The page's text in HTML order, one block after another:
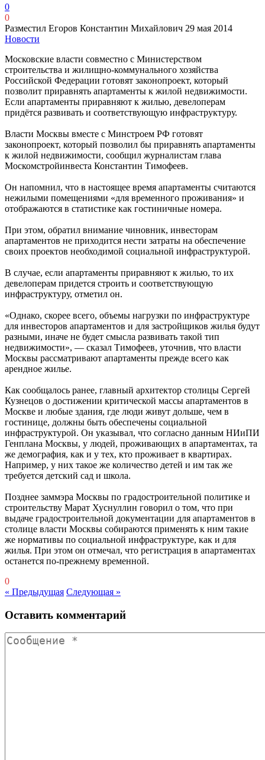
0
0
Разместил Егоров Константин Михайлович 29 мая 2014
Новости
Московские власти совместно с Министерством
строительства и жилищно-коммунального хозяйства
Российской Федерации готовят законопроект, который
позволит приравнять апартаменты к жилой недвижимости.
Если апартаменты приравняют к жилью, девелоперам
придётся развивать и соответствующую инфраструктуру.
Власти Москвы вместе с Минстроем РФ готовят
законопроект, который позволил бы приравнять апартаменты
к жилой недвижимости, сообщил журналистам глава
Москомстройинвеста Константин Тимофеев.
Он напомнил, что в настоящее время апартаменты считаются
нежилыми помещениями «для временного проживания» и
отображаются в статистике как гостиничные номера.
При этом, обратил внимание чиновник, инвесторам
апартаментов не приходится нести затраты на обеспечение
своих проектов необходимой социальной инфраструктурой.
В случае, если апартаменты приравняют к жилью, то их
девелоперам придется строить и соответствующую
инфраструктуру, отметил он.
«Однако, скорее всего, объемы нагрузки по инфраструктуре
для инвесторов апартаментов и для застройщиков жилья будут
разными, иначе не будет смысла развивать такой тип
недвижимости», — сказал Тимофеев, уточнив, что власти
Москвы рассматривают апартаменты прежде всего как
арендное жилье.
Как сообщалось ранее, главный архитектор столицы Сергей
Кузнецов о достижении критической массы апартаментов в
Москве и любые здания, где люди живут дольше, чем в
гостинице, должны быть обеспечены социальной
инфраструктурой. Он указывал, что согласно данным НИиПИ
Генплана Москвы, у людей, проживающих в апартаментах, та
же демография, как и у тех, кто проживает в квартирах.
Например, у них такое же количество детей и им так же
требуется детский сад и школа.
Позднее заммэра Москвы по градостроительной политике и
строительству Марат Хуснуллин говорил о том, что при
выдаче градостроительной документации для апартаментов в
столице власти Москвы собираются применять к ним такие
же нормативы по социальной инфраструктуре, как и для
жилья. При этом он отмечал, что регистрация в апартаментах
останется по-прежнему временной.
0
« Предыдущая Следующая »
Оставить комментарий